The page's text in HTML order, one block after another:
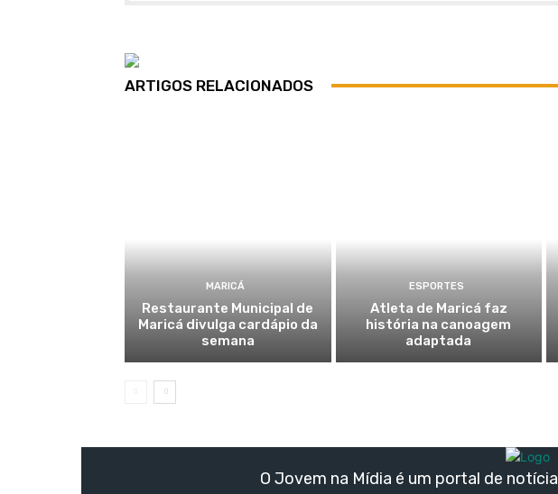
ARTIGOS RELACIONADOS
MARICÁ
Restaurante Municipal de
Maricá divulga cardápio da
semana
ESPORTES
Atleta de Maricá faz
história na canoagem
adaptada
O Jovem na Mídia é um portal de